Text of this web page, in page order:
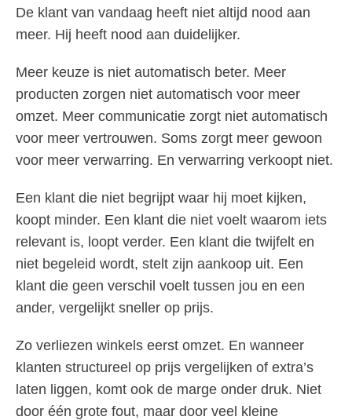
De klant van vandaag heeft niet altijd nood aan
meer. Hij heeft nood aan duidelijker.
Meer keuze is niet automatisch beter. Meer
producten zorgen niet automatisch voor meer
omzet. Meer communicatie zorgt niet automatisch
voor meer vertrouwen. Soms zorgt meer gewoon
voor meer verwarring. En verwarring verkoopt niet.
Een klant die niet begrijpt waar hij moet kijken,
koopt minder. Een klant die niet voelt waarom iets
relevant is, loopt verder. Een klant die twijfelt en
niet begeleid wordt, stelt zijn aankoop uit. Een
klant die geen verschil voelt tussen jou en een
ander, vergelijkt sneller op prijs.
Zo verliezen winkels eerst omzet. En wanneer
klanten structureel op prijs vergelijken of extra’s
laten liggen, komt ook de marge onder druk. Niet
door één grote fout, maar door veel kleine